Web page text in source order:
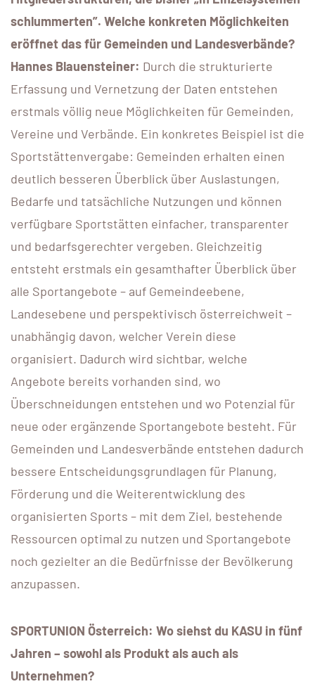
schlummerten”. Welche konkreten Möglichkeiten
eröffnet das für Gemeinden und Landesverbände?
Hannes Blauensteiner: Durch die strukturierte
Erfassung und Vernetzung der Daten entstehen
erstmals völlig neue Möglichkeiten für Gemeinden,
Vereine und Verbände. Ein konkretes Beispiel ist die
Sportstättenvergabe: Gemeinden erhalten einen
deutlich besseren Überblick über Auslastungen,
Bedarfe und tatsächliche Nutzungen und können
verfügbare Sportstätten einfacher, transparenter
und bedarfsgerechter vergeben. Gleichzeitig
entsteht erstmals ein gesamthafter Überblick über
alle Sportangebote – auf Gemeindeebene,
Landesebene und perspektivisch österreichweit –
unabhängig davon, welcher Verein diese
organisiert. Dadurch wird sichtbar, welche
Angebote bereits vorhanden sind, wo
Überschneidungen entstehen und wo Potenzial für
neue oder ergänzende Sportangebote besteht. Für
Gemeinden und Landesverbände entstehen dadurch
bessere Entscheidungsgrundlagen für Planung,
Förderung und die Weiterentwicklung des
organisierten Sports – mit dem Ziel, bestehende
Ressourcen optimal zu nutzen und Sportangebote
noch gezielter an die Bedürfnisse der Bevölkerung
anzupassen.
SPORTUNION Österreich: Wo siehst du KASU in fünf
Jahren – sowohl als Produkt als auch als
Unternehmen?